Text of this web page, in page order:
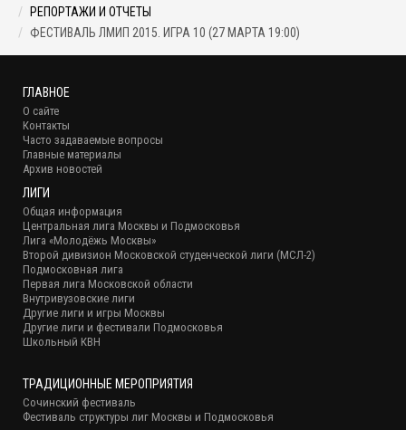
РЕПОРТАЖИ И ОТЧЕТЫ
ФЕСТИВАЛЬ ЛМИП 2015. ИГРА 10 (27 МАРТА 19:00)
ГЛАВНОЕ
О сайте
Контакты
Часто задаваемые вопросы
Главные материалы
Архив новостей
ЛИГИ
Общая информация
Центральная лига Москвы и Подмосковья
Лига «Молодёжь Москвы»
Второй дивизион Московской студенческой лиги (МСЛ-2)
Подмосковная лига
Первая лига Московской области
Внутривузовские лиги
Другие лиги и игры Москвы
Другие лиги и фестивали Подмосковья
Школьный КВН
ТРАДИЦИОННЫЕ МЕРОПРИЯТИЯ
Сочинский фестиваль
Фестиваль структуры лиг Москвы и Подмосковья